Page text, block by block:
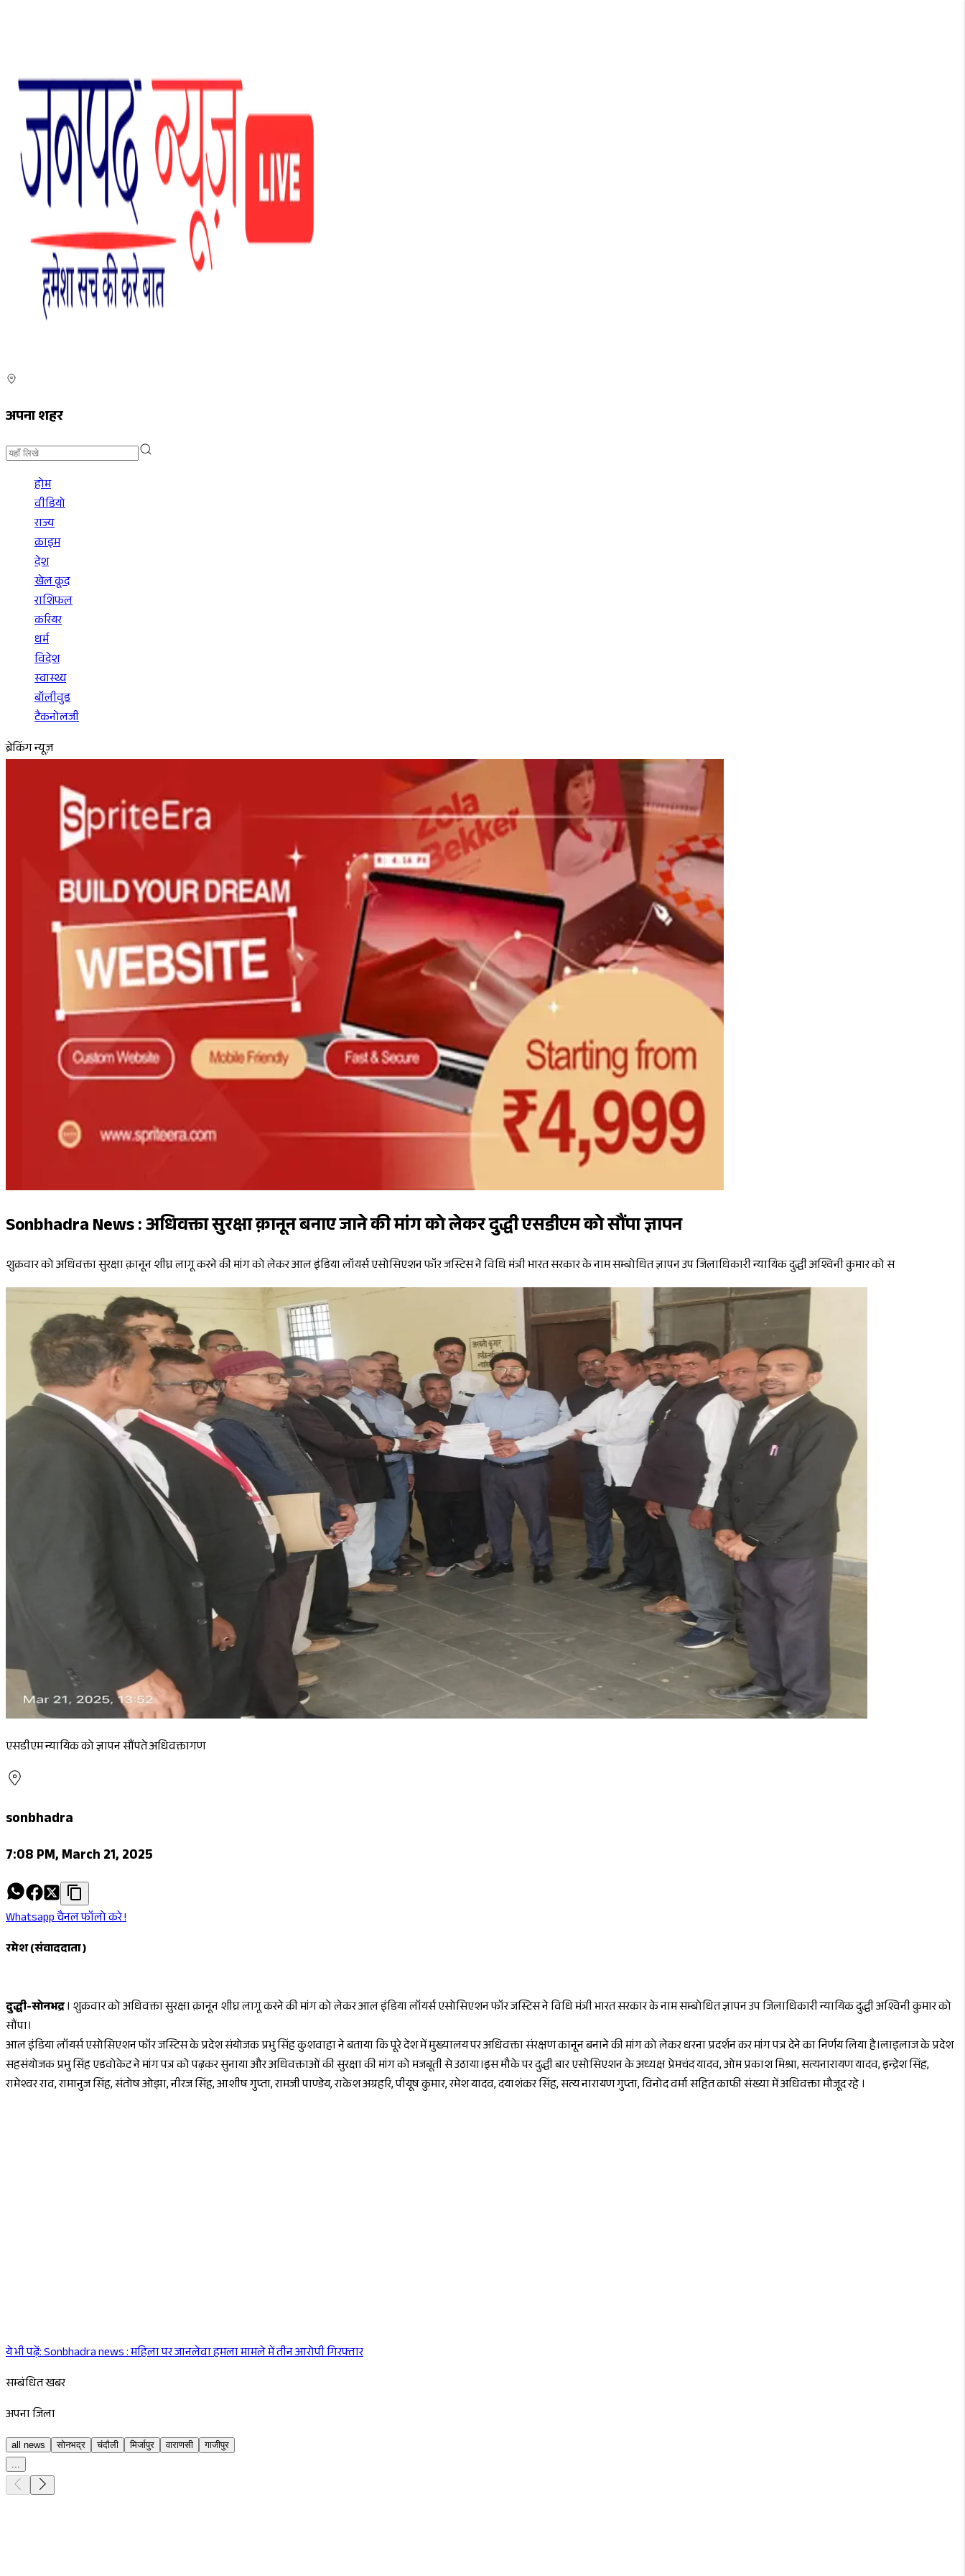
अपना शहर
होम
वीडियो
राज्य
क्राइम
देश
खेल कूद
राशिफल
करियर
धर्म
विदेश
स्वास्थ्य
बॉलीवुड
टैकनोलजी
ब्रेकिंग न्यूज़
Sonbhadra News : अधिवक्ता सुरक्षा क़ानून बनाए जाने की मांग को लेकर दुद्धी एसडीएम को सौंपा ज्ञापन
शुक्रवार को अधिवक्ता सुरक्षा क़ानून शीघ्र लागू करने की मांग को लेकर आल इंडिया लॉयर्स एसोसिएशन फॉर जस्टिस ने विधि मंत्री भारत सरकार के नाम सम्बोधित ज्ञापन उप जिलाधिकारी न्यायिक दुद्धी अश्विनी कुमार को स
एसडीएम न्यायिक को ज्ञापन सौंपते अधिवक्तागण
sonbhadra
7:08 PM, March 21, 2025
Whatsapp चैनल फॉलो करे !
रमेश (संवाददाता )
दुद्धी-सोनभद्र। शुक्रवार को अधिवक्ता सुरक्षा क़ानून शीघ्र लागू करने की मांग को लेकर आल इंडिया लॉयर्स एसोसिएशन फॉर जस्टिस ने विधि मंत्री भारत सरकार के नाम सम्बोधित ज्ञापन उप जिलाधिकारी न्यायिक दुद्धी अश्विनी कुमार को
सौंपा।
आल इंडिया लॉयर्स एसोसिएशन फॉर जस्टिस के प्रदेश संयोजक प्रभु सिंह कुशवाहा ने बताया कि पूरे देश में मुख्यालय पर अधिवक्ता संरक्षण कानून बनाने की मांग को लेकर धरना प्रदर्शन कर मांग पत्र देने का निर्णय लिया है।लाइलाज के प्रदेश
सहसंयोजक प्रभु सिंह एडवोकेट ने मांग पत्र को पढ़कर सुनाया और अधिवक्ताओं की सुरक्षा की मांग को मजबूती से उठाया।इस मौके पर दुद्धी बार एसोसिएशन के अध्यक्ष प्रेमचंद यादव, ओम प्रकाश मिश्रा, सत्यनारायण यादव, इन्द्रेश सिंह,
रामेश्वर राव, रामानुज सिंह, संतोष ओझा, नीरज सिंह, आशीष गुप्ता, रामजी पाण्डेय, राकेश अग्रहरि, पीयूष कुमार, रमेश यादव, दयाशंकर सिंह, सत्य नारायण गुप्ता, विनोद वर्मा सहित काफी संख्या में अधिवक्ता मौजूद रहे ।
ये भी पढ़ें:Sonbhadra news : महिला पर जानलेवा हमला मामले में तीन आरोपी गिरफ्तार
सम्बंधित खबर
अपना जिला
all news सोनभद्र चंदौली मिर्जापुर वाराणसी
गाजीपुर
...